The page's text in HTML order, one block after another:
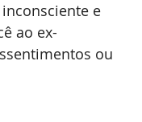
e
ao ex-
ou